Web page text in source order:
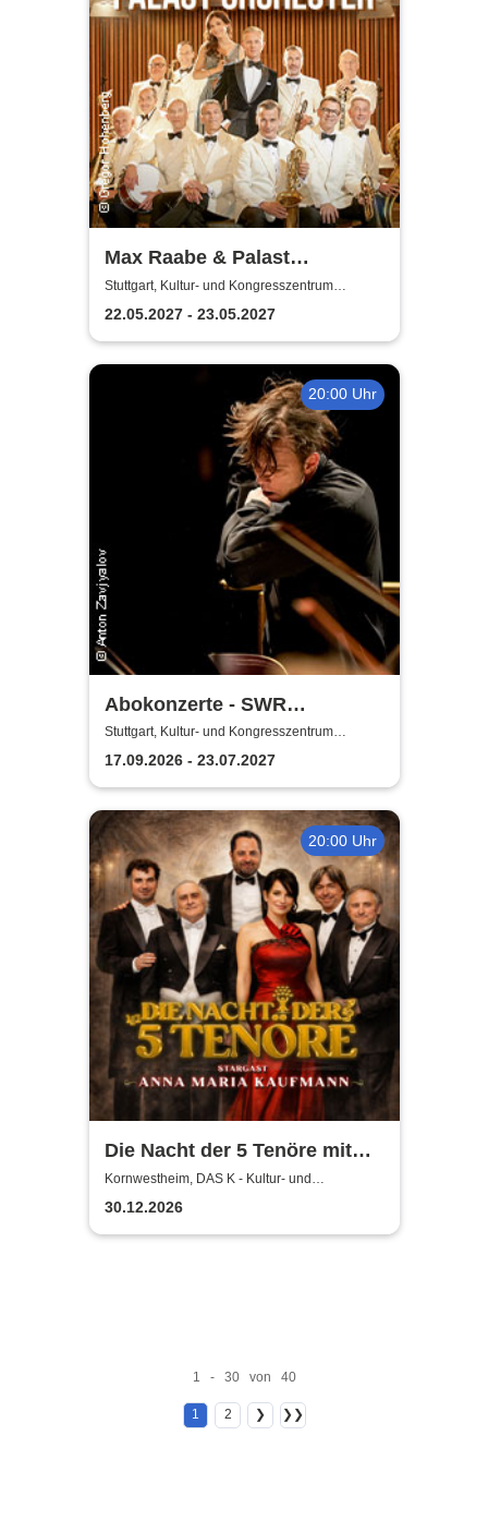
Max Raabe & Palast
Orchester - Neues Programm
2027
Stuttgart, Kultur- und Kongresszentrum
Liederhalle Stuttgart
22.05.2027 - 23.05.2027
20:00 Uhr
Abokonzerte - SWR
Symphonieorchester
Stuttgart, Kultur- und Kongresszentrum
Liederhalle Stuttgart
17.09.2026 - 23.07.2027
20:00 Uhr
Die Nacht der 5 Tenöre mit
Anna Maria Kaufmann
Kornwestheim, DAS K - Kultur- und
Kongresszentrum
30.12.2026
1 - 30 von 40
1 2 ❯ ❯❯